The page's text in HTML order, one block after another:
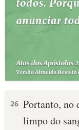
26 Portanto, no
limpo do